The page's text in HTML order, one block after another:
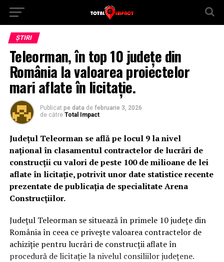
ȘTIRI
Teleorman, în top 10 județe din
România la valoarea proiectelor
mari aflate în licitație.
Publicat pe data de februarie 3, 2026
de către Total Impact
Județul Teleorman se află pe locul 9 la nivel
național în clasamentul contractelor de lucrări de
construcții cu valori de peste 100 de milioane de lei
aflate în licitație, potrivit unor date statistice recente
prezentate de publicația de specialitate Arena
Construcțiilor.
Județul Teleorman se situează în primele 10 județe din
România în ceea ce privește valoarea contractelor de
achiziție pentru lucrări de construcții aflate în
procedură de licitație la nivelul consiliilor județene.